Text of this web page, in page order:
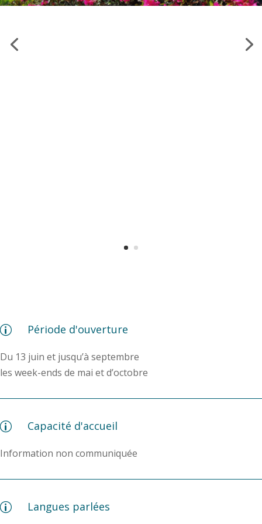
p Période d'ouverture
Du 13 juin et jusqu’à septembre
les week-ends de mai et d’octobre
p Capacité d'accueil
Information non communiquée
p Langues parlées